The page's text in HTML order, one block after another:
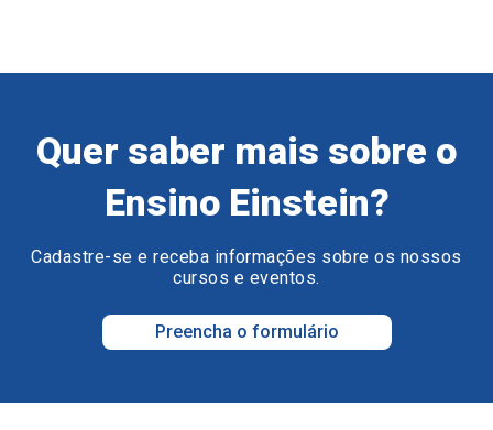
Quer saber mais sobre o
Ensino Einstein?
Cadastre-se e receba informações sobre os nossos
cursos e eventos.
Preencha o formulário